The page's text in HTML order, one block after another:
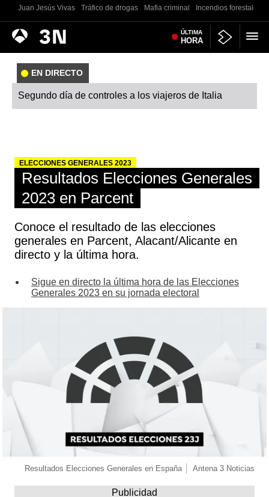
Juan Jesús Vivas Tráfico de drogas Mafia criminal Incendios forestales
Antena
3
Noticias ÚLTIMA
HORA
EN DIRECTO
Segundo día de controles a los viajeros de Italia
ELECCIONES GENERALES 2023
Resultados Elecciones Generales
2023 en Parcent
Conoce el resultado de las elecciones
generales en Parcent, Alacant/Alicante en
directo y la última hora.
Sigue en directo la última hora de las Elecciones
Generales 2023 en su jornada electoral
Resultados Elecciones Generales en España Antena 3 Noticias